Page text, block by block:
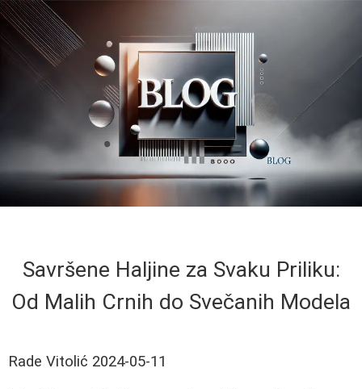
Savršene Haljine za Svaku Priliku:
Od Malih Crnih do Svečanih Modela
Rade Vitolić 2024-05-11